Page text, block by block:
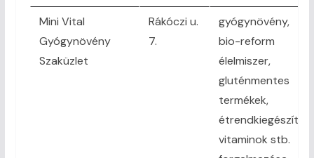
Mini Vital
Gyógynövény
Szaküzlet
Rákóczi u.
7.
gyógynövény,
bio-reform
élelmiszer,
gluténmentes
termékek,
étrendkiegészítők,
vitaminok stb.